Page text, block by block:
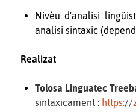
Nivèu d'analisi
analisi sintaxic
Realizat
Tolosa Linguatec
sintaxicament : https://